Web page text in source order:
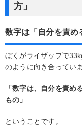
方」
数字は「自分を責め
ぼくがライザップで
のように向き合ってい
「数字は、自分を責め
もの」
ということです。